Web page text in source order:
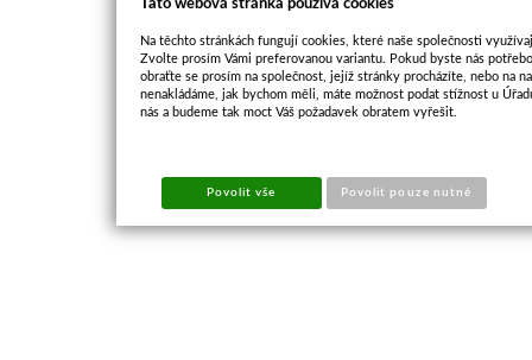
Tato webová stránka používá cookies
Na těchto stránkách fungují cookies, které naše společnosti
Zvolte prosím Vámi preferovanou variantu. Pokud byste nás
obraťte se prosím na společnost, jejíž stránky procházíte, nebo na
nenakládáme, jak bychom měli, máte možnost podat stížnost u
nás a budeme tak moct Váš požadavek obratem vyřešit.
Povolit vše Povolit pouze nutné